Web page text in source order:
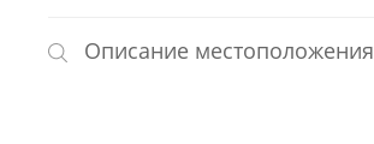
Описание местоположения